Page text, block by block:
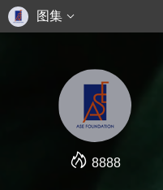
图集
8888